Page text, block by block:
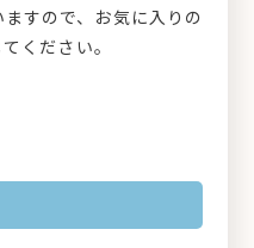
すので、お気に入りの
ください。